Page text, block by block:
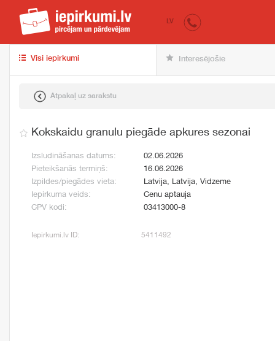
iepirkumi.lv
LV
Visi iepirkumi Interesējošie
Atpakaļ uz sarakstu
Kokskaidu granulu piegāde apkures sezonai
Izsludināšanas datums:
02.06.2026
Pieteikšanās termiņš:
16.06.2026
Izpildes/piegādes vieta:
Latvija, Latvija, Vidzeme
Iepirkuma veids:
Cenu aptauja
CPV kodi:
03413000-8
Iepirkumi.lv ID: 5411492